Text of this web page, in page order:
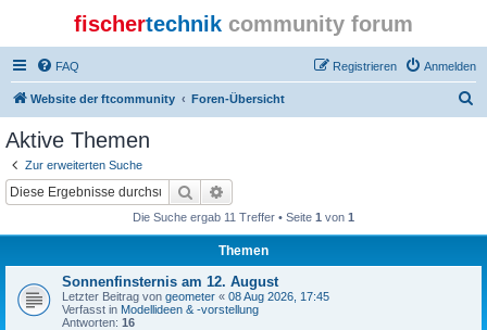
fischertechnik community forum
FAQ Anmelden
Registrieren
Website der ftcommunity Foren-Übersicht
Aktive Themen
Zur erweiterten Suche
Suche
Die Suche ergab 11 Treffer • Seite 1 von 1
Themen
Sonnenfinsternis am 12. August
Letzter Beitrag von geometer « 08 Aug 2026, 17:45
Verfasst in Modellideen & -vorstellung
Antworten: 16